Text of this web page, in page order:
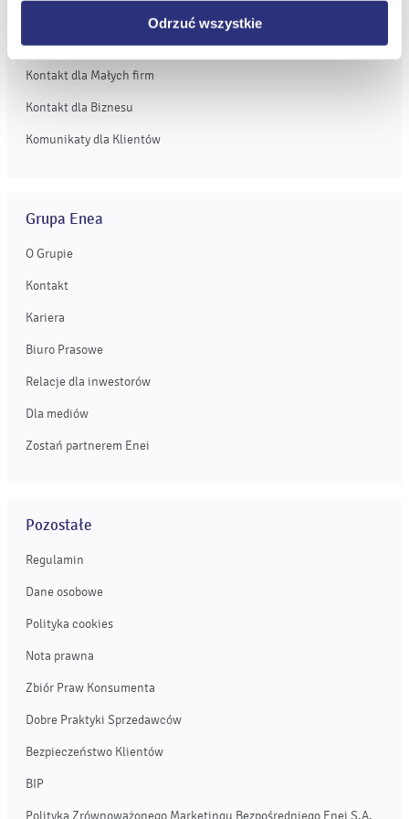
Odrzuć wszystkie
Kontakt dla Domu
Kontakt dla Małych firm
Kontakt dla Biznesu
Komunikaty dla Klientów
Grupa Enea
O Grupie
Kontakt
Kariera
Biuro Prasowe
Relacje dla inwestorów
Dla mediów
Zostań partnerem Enei
Pozostałe
Regulamin
Dane osobowe
Polityka cookies
Nota prawna
Zbiór Praw Konsumenta
Dobre Praktyki Sprzedawców
Bezpieczeństwo Klientów
BIP